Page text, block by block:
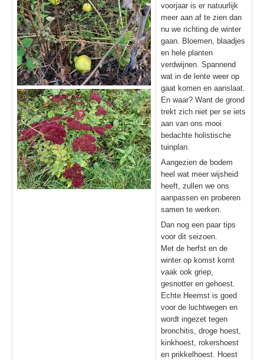
voorjaar is er natuurlijk
meer aan af te zien dan
nu we richting de winter
gaan. Bloemen, blaadjes
en hele planten
verdwijnen. Spannend
wat in de lente weer op
gaat komen en aanslaat.
En waar? Want de grond
trekt zich niet per se iets
aan van ons mooi
bedachte holistische
tuinplan.
Aangezien de bodem
heel wat meer wijsheid
heeft, zullen we ons
aanpassen en proberen
samen te werken.
Dan nog een paar tips
voor dit seizoen.
Met de herfst en de
winter op komst komt
vaak ook griep,
gesnotter en gehoest.
Echte Heemst is goed
voor de luchtwegen en
wordt ingezet tegen
bronchitis, droge hoest,
kinkhoest, rokershoest
en prikkelhoest. Hoest